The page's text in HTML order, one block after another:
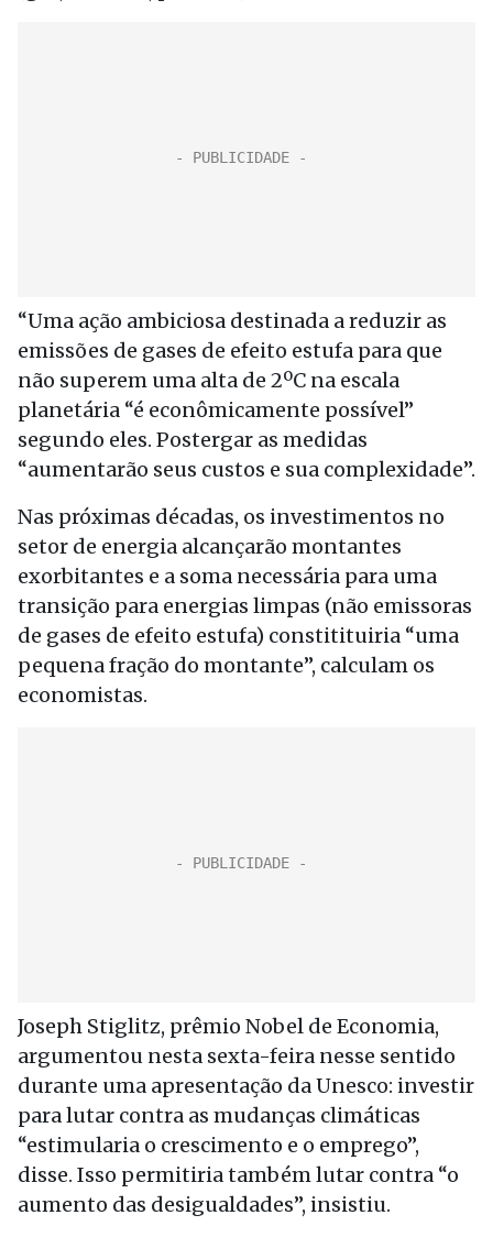
“Uma ação ambiciosa destinada a reduzir as
emissões de gases de efeito estufa para que
não superem uma alta de 2ºC na escala
planetária “é econômicamente possível”
segundo eles. Postergar as medidas
“aumentarão seus custos e sua complexidade”.
Nas próximas décadas, os investimentos no
setor de energia alcançarão montantes
exorbitantes e a soma necessária para uma
transição para energias limpas (não emissoras
de gases de efeito estufa) constitituiria “uma
pequena fração do montante”, calculam os
economistas.
Joseph Stiglitz, prêmio Nobel de Economia,
argumentou nesta sexta-feira nesse sentido
durante uma apresentação da Unesco: investir
para lutar contra as mudanças climáticas
“estimularia o crescimento e o emprego”,
disse. Isso permitiria também lutar contra “o
aumento das desigualdades”, insistiu.